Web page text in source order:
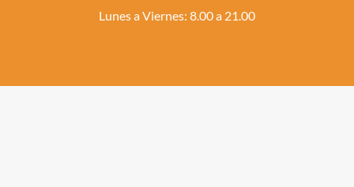
Lunes a Viernes: 8.00 a 21.00